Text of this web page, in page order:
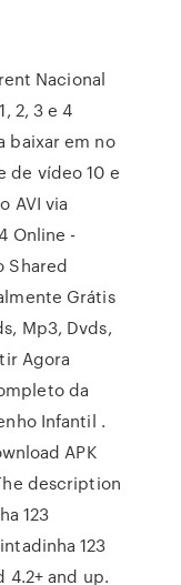
Nacional
2, 3 e 4
baixar em no
de vídeo 10 e
AVI via
Online -
Shared
Grátis
Mp3, Dvds,
Agora
da
Infantil .
APK
description
123
123
4.2+ and up.